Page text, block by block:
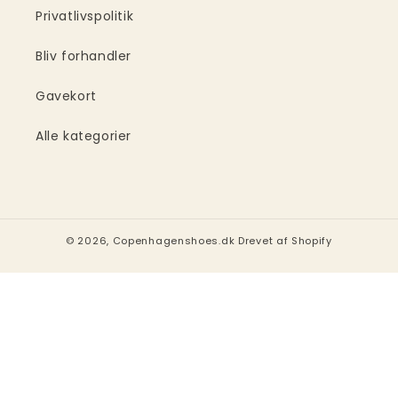
Privatlivspolitik
Bliv forhandler
Gavekort
Alle kategorier
© 2026, Copenhagenshoes.dk Drevet af Shopify